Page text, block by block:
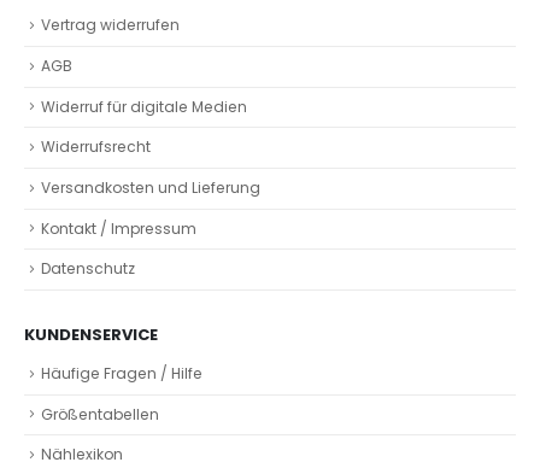
Vertrag widerrufen
AGB
Widerruf für digitale Medien
Widerrufsrecht
Versandkosten und Lieferung
Kontakt / Impressum
Datenschutz
KUNDENSERVICE
Häufige Fragen / Hilfe
Größentabellen
Nählexikon